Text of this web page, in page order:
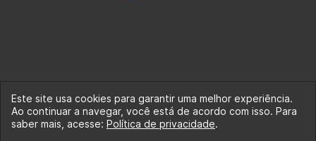
© 2020-2026 Legado da DC, uma empresa da Legado
Enterprises.
Este site usa cookies para garantir uma melhor experiência.
Ao continuar a navegar, você está de acordo com isso. Para
saber mais, acesse: Política de privacidade.